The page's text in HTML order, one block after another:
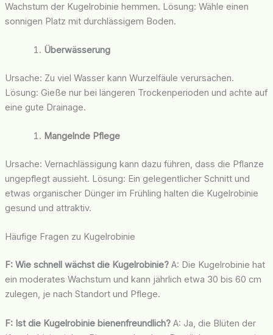
Wachstum der Kugelrobinie hemmen. Lösung: Wähle einen
sonnigen Platz mit durchlässigem Boden.
Überwässerung
Ursache: Zu viel Wasser kann Wurzelfäule verursachen.
Lösung: Gieße nur bei längeren Trockenperioden und achte auf
eine gute Drainage.
Mangelnde Pflege
Ursache: Vernachlässigung kann dazu führen, dass die Pflanze
ungepflegt aussieht. Lösung: Ein gelegentlicher Schnitt und
etwas organischer Dünger im Frühling halten die Kugelrobinie
gesund und attraktiv.
Häufige Fragen zu Kugelrobinie
F: Wie schnell wächst die Kugelrobinie?A: Die Kugelrobinie hat
ein moderates Wachstum und kann jährlich etwa 30 bis 60 cm
zulegen, je nach Standort und Pflege.
F: Ist die Kugelrobinie bienenfreundlich?A: Ja, die Blüten der